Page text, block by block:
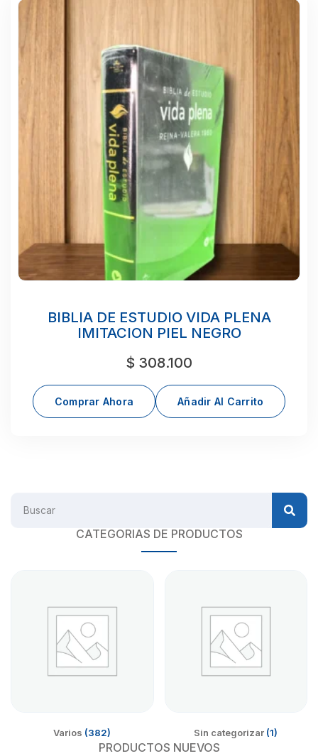
BIBLIA DE ESTUDIO VIDA PLENA
IMITACION PIEL NEGRO
$ 308.100
Comprar Ahora Añadir Al Carrito
CATEGORIAS DE PRODUCTOS
Varios (382) Sin categorizar (1)
PRODUCTOS NUEVOS